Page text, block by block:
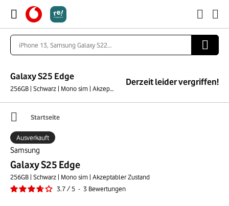
Galaxy S25 Edge
256GB | Schwarz | Mono sim | Akzeptabler Zustand
Derzeit leider vergriffen!
Startseite
Samsung
Galaxy S25 Edge
256GB | Schwarz | Mono sim | Akzeptabler Zustand
3.7/5 - 3 Bewertungen
Ausverkauft